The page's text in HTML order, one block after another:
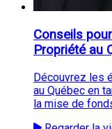
Conseils
Propriété au
Découvrez les
au Québec en
la mise de